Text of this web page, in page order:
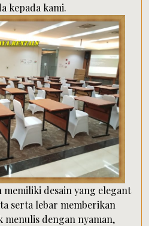
kepada kami.
memiliki desain yang elegant
serta lebar memberikan
dengan nyaman,